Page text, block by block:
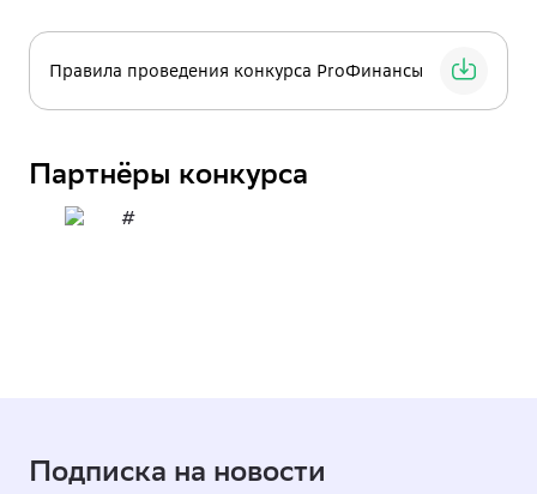
Правила проведения конкурса ProФинансы
Партнёры конкурса
Подписка на новости